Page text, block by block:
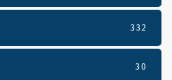
332
30